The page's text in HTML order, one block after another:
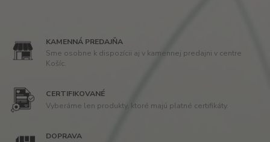
KAMENNÁ PREDAJŇA
Sme osobne k dispozícii aj v kamennej predajni v centre
Košíc.
CERTIFIKOVANÉ
Vyberáme len produkty, ktoré majú platné certifikáty.
DOPRAVA